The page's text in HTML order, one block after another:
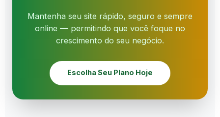
Mantenha seu site rápido, seguro e sempre
online — permitindo que você foque no
crescimento do seu negócio.
Escolha Seu Plano Hoje